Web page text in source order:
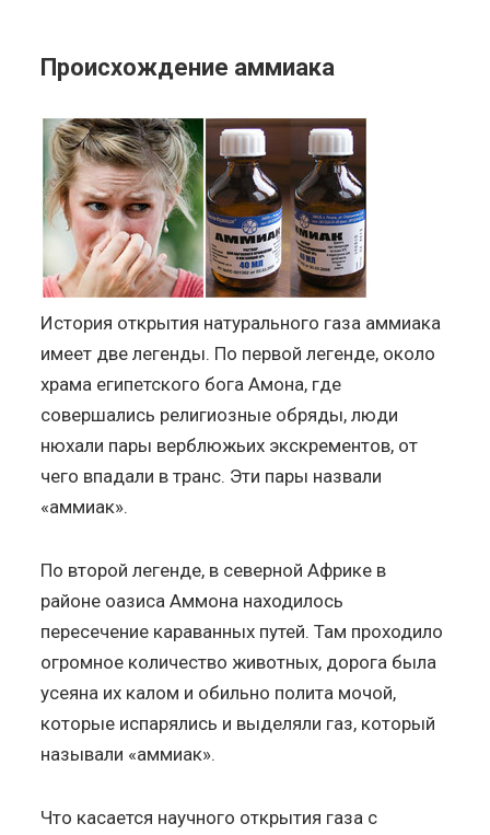
Происхождение аммиака
История открытия натурального газа аммиака
имеет две легенды. По первой легенде, около
храма египетского бога Амона, где
совершались религиозные обряды, люди
нюхали пары верблюжьих экскрементов, от
чего впадали в транс. Эти пары назвали
«аммиак».
По второй легенде, в северной Африке в
районе оазиса Аммона находилось
пересечение караванных путей. Там проходило
огромное количество животных, дорога была
усеяна их калом и обильно полита мочой,
которые испарялись и выделяли газ, который
называли «аммиак».
Что касается научного открытия газа с